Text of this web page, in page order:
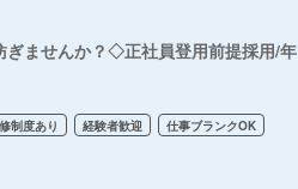
ぎませんか？◇正社員登用前提採用/年
制度あり 経験者歓迎 仕事ブランクOK